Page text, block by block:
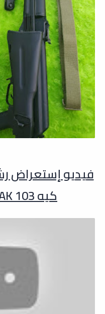
فيديو إستعراض
كيه 103 AK روسي طويل